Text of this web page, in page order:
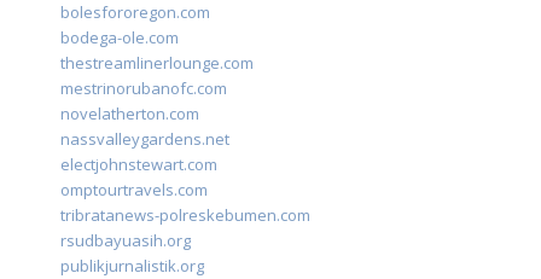
bolesfororegon.com
bodega-ole.com
thestreamlinerlounge.com
mestrinorubanofc.com
novelatherton.com
nassvalleygardens.net
electjohnstewart.com
omptourtravels.com
tribratanews-polreskebumen.com
rsudbayuasih.org
publikjurnalistik.org